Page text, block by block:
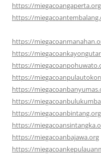
https://miegacoangaperta.org
https://
https://
https://
https://
https://
https://
https://
https://miegacoanbintang.org
https://
https://miegacoanbajawa.org
https://